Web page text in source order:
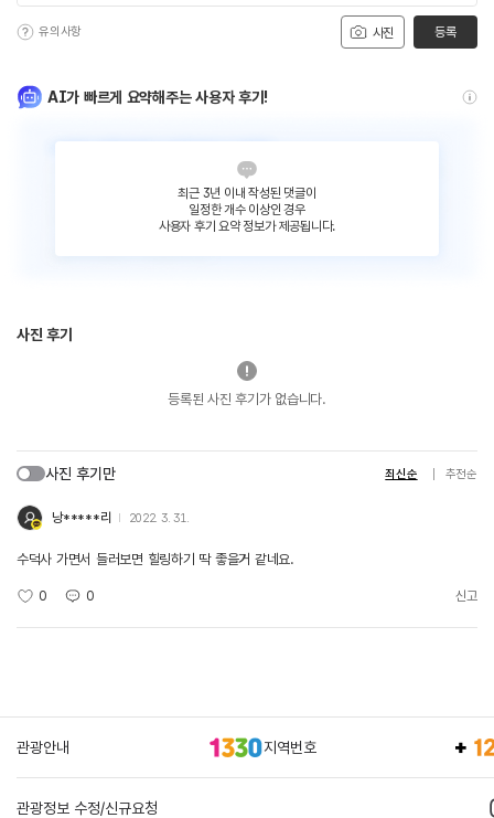
사진
유의사항 등록
AI가 빠르게 요약해주는 사용자 후기!
최근 3년 이내 작성된 댓글이
일정한 개수 이상인 경우
사용자 후기 요약 정보가 제공됩니다.
사진 후기
등록된 사진 후기가 없습니다.
사진 후기만 최신순 추천순
낭*****리 2022. 3. 31.
수덕사 가면서 들러보면 힐링하기 딱 좋을거 같네요.
0 0 신고
관광안내 지역번호
관광정보 수정/신규요청